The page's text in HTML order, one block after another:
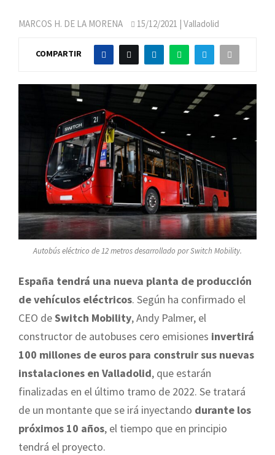
MARCOS H. DE LA MORENA 15/12/2021 | Valladolid
COMPARTIR
Autobús eléctrico de 12 metros desarrollado por Switch Mobility.
España tendrá una nueva planta de producción
de vehículos eléctricos. Según ha confirmado el
CEO deSwitch Mobility, Andy Palmer, el
constructor de autobuses cero emisiones invertirá
100 millones de euros para construir sus nuevas
instalaciones en Valladolid, que estarán
finalizadas en el último tramo de 2022. Se tratará
de un montante que se irá inyectando durante los
próximos 10 años, el tiempo que en principio
tendrá el proyecto.